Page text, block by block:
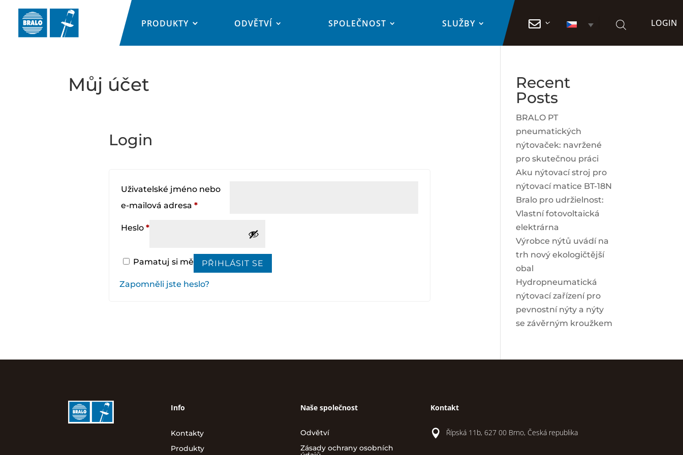
PRODUKTY ODVĚTVÍ SPOLEČNOST SLUŽBY  LOGIN
Můj účet
Login
Uživatelské jméno nebo
e-mailová adresa *Required
Heslo *Required
Pamatuj si mě PŘIHLÁSIT SE
Zapomněli jste heslo?
Recent
Posts
BRALO PT
pneumatických
nýtovaček: navržené
pro skutečnou práci
Aku nýtovací stroj pro
nýtovací matice BT-18N
Bralo pro udržielnost:
Vlastní fotovoltaická
elektrárna
Výrobce nýtů uvádí na
trh nový ekologičtější
obal
Hydropneumatická
nýtovací zařízení pro
pevnostní nýty a nýty
se závěrným kroužkem
Info
Kontakty
Produkty
Naše společnost
Odvětví
Zásady ochrany osobních
Kontakt
 Řípská 11b, 627 00 Brno, Česká republika